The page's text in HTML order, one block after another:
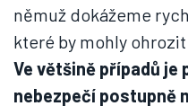
němuž dokážeme
které by mohly
Ve většině případů je
nebezpečí postupně